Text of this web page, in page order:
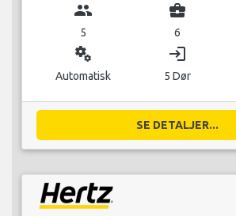
group
5
business_center
6
miscellaneous_services
Automatisk
login
5 Dør
SE DETALJER...